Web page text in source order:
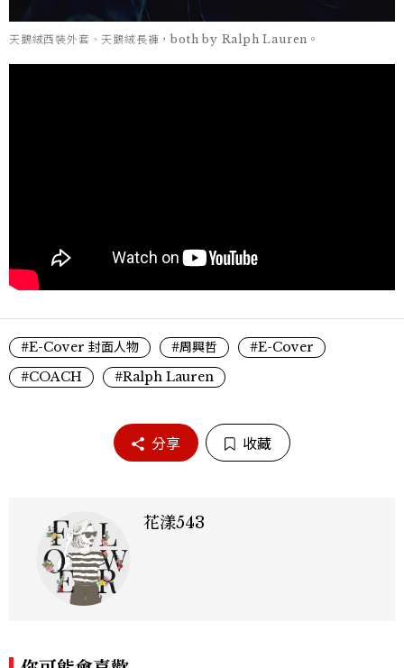
天鵝絨西裝外套、天鵝絨長褲，both by Ralph Lauren。
#E-Cover 封面人物 #周興哲
#E-Cover
#COACH
#Ralph Lauren
分享 收藏
花漾543